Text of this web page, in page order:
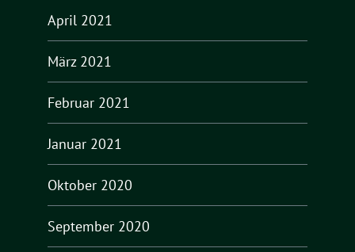
April 2021
März 2021
Februar 2021
Januar 2021
Oktober 2020
September 2020